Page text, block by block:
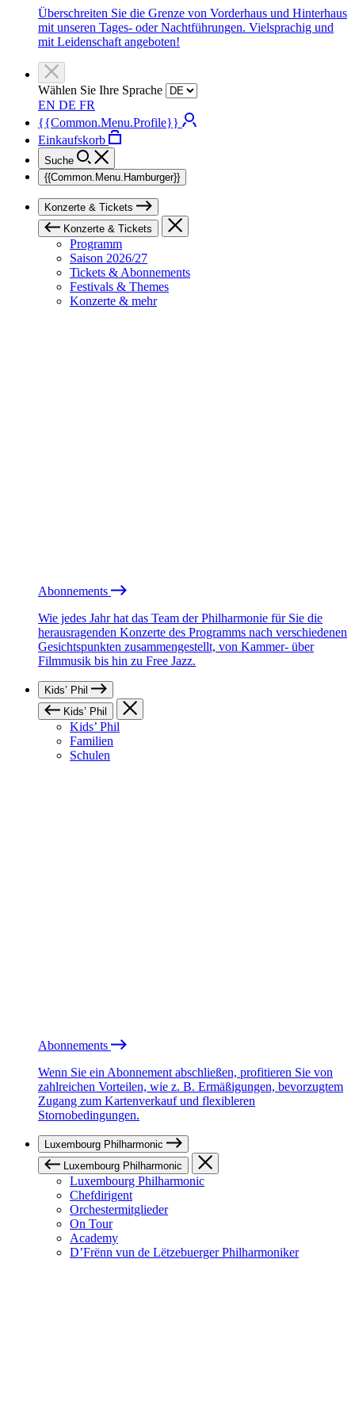
Überschreiten Sie die Grenze von Vorderhaus und Hinterhaus
mit unseren Tages- oder Nachtführungen. Vielsprachig und
mit Leidenschaft angeboten!
Wählen Sie Ihre Sprache
EN DE FR
{{Common.Menu.Profile}}
Einkaufskorb
Suche
{{Common.Menu.Hamburger}}
Konzerte & Tickets
Konzerte & Tickets
Programm
Saison 2026/27
Tickets & Abonnements
Festivals & Themes
Konzerte & mehr
Abonnements
Wie jedes Jahr hat das Team der Philharmonie für Sie die
herausragenden Konzerte des Programms nach verschiedenen
Gesichtspunkten zusammengestellt, von Kammer- über
Filmmusik bis hin zu Free Jazz.
Kids’ Phil
Kids’ Phil
Kids’ Phil
Familien
Schulen
Abonnements
Wenn Sie ein Abonnement abschließen, profitieren Sie von
zahlreichen Vorteilen, wie z. B. Ermäßigungen, bevorzugtem
Zugang zum Kartenverkauf und flexibleren
Stornobedingungen.
Luxembourg Philharmonic
Luxembourg Philharmonic
Luxembourg Philharmonic
Chefdirigent
Orchestermitglieder
On Tour
Academy
D’Frënn vun de Lëtzebuerger Philharmoniker